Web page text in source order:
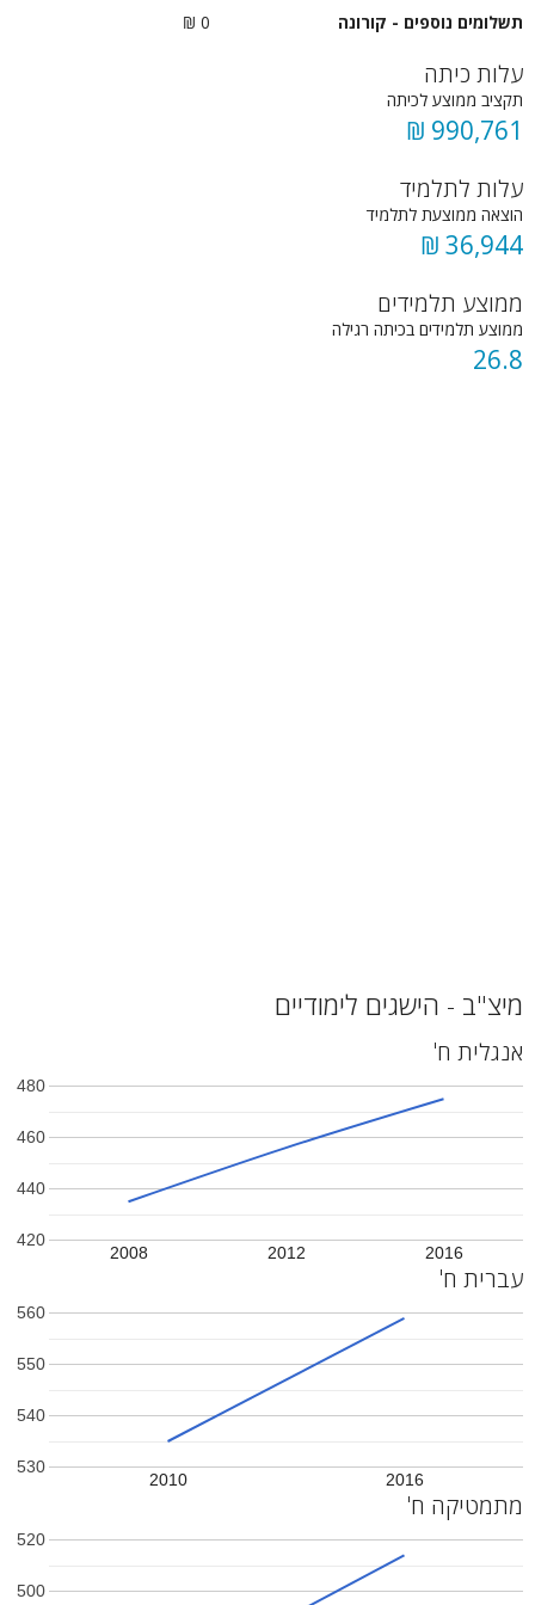
תשלומים נוספים - קורונה
0 ₪
עלות כיתה
תקציב ממוצע לכיתה
990,761 ₪
עלות לתלמיד
הוצאה ממוצעת לתלמיד
36,944 ₪
ממוצע תלמידים
ממוצע תלמידים בכיתה רגילה
26.8
מיצ"ב - הישגים לימודיים
אנגלית ח'
2008 2012 2016
420
440
460
480
עברית ח'
2010 2016
530
540
550
560
מתמטיקה ח'
500
520